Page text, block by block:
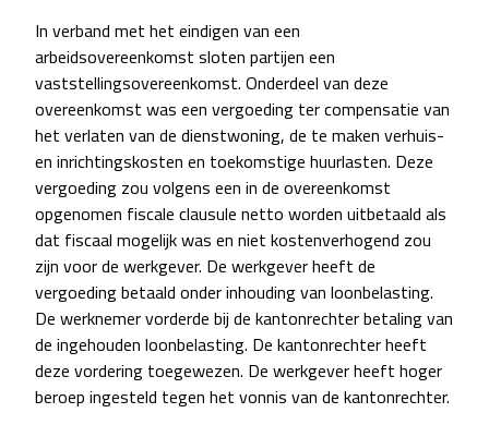
In verband met het eindigen van een
arbeidsovereenkomst sloten partijen een
vaststellingsovereenkomst. Onderdeel van deze
overeenkomst was een vergoeding ter compensatie van
het verlaten van de dienstwoning, de te maken verhuis-
en inrichtingskosten en toekomstige huurlasten. Deze
vergoeding zou volgens een in de overeenkomst
opgenomen fiscale clausule netto worden uitbetaald als
dat fiscaal mogelijk was en niet kostenverhogend zou
zijn voor de werkgever. De werkgever heeft de
vergoeding betaald onder inhouding van loonbelasting.
De werknemer vorderde bij de kantonrechter betaling van
de ingehouden loonbelasting. De kantonrechter heeft
deze vordering toegewezen. De werkgever heeft hoger
beroep ingesteld tegen het vonnis van de kantonrechter.